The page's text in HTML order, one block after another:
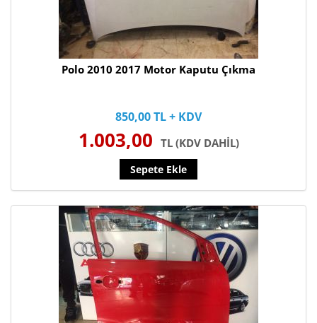
Polo 2010 2017 Motor Kaputu Çıkma
850,00 TL + KDV
1.003,00 TL (KDV DAHİL)
Sepete Ekle